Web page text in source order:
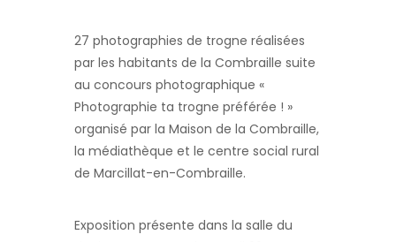
27 photographies de trogne réalisées
par les habitants de la Combraille suite
au concours photographique «
Photographie ta trogne préférée ! »
organisé par la Maison de la Combraille,
la médiathèque et le centre social rural
de Marcillat-en-Combraille.
Exposition présente dans la salle du